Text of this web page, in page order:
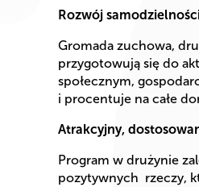
Rozwój
Gromada zuchowa,
przygotowują się do
społecznym,
i procentuje na całe
Atrakcyjny,
Program w drużynie
pozytywnych rzeczy,